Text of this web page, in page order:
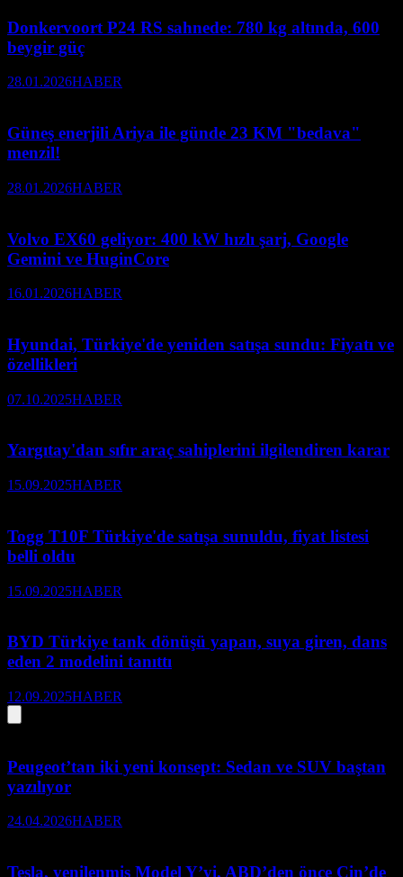
Donkervoort P24 RS sahnede: 780 kg altında, 600
beygir güç
28.01.2026HABER
Güneş enerjili Ariya ile günde 23 KM "bedava"
menzil!
28.01.2026HABER
Volvo EX60 geliyor: 400 kW hızlı şarj, Google
Gemini ve HuginCore
16.01.2026HABER
Hyundai, Türkiye'de yeniden satışa sundu: Fiyatı ve
özellikleri
07.10.2025HABER
Yargıtay'dan sıfır araç sahiplerini ilgilendiren karar
15.09.2025HABER
Togg T10F Türkiye'de satışa sunuldu, fiyat listesi
belli oldu
15.09.2025HABER
BYD Türkiye tank dönüşü yapan, suya giren, dans
eden 2 modelini tanıttı
12.09.2025HABER
Peugeot’tan iki yeni konsept: Sedan ve SUV baştan
yazılıyor
24.04.2026HABER
Tesla, yenilenmiş Model Y’yi, ABD’den önce Çin’de